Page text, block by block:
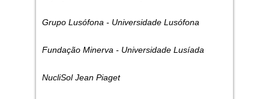
Grupo Lusófona - Universidade Lusófona
Fundação Minerva - Universidade Lusíada
NucliSol Jean Piaget